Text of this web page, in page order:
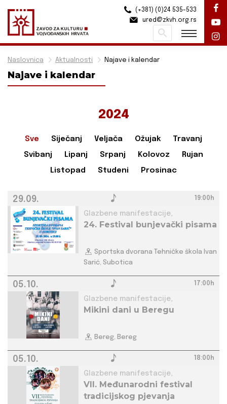
Naslovnica Aktualnosti Najave i kalendar
Najave i kalendar
2024
Sve Siječanj Veljača Ožujak
Travanj
Svibanj
Lipanj Srpanj Kolovoz
Rujan
Listopad
Studeni Prosinac
29.09. 19:00h
Glazbene manifestacije,
24. Festival bunjevački pisama
Sportska dvorana Tehničke škola Ivan
Sarić, Subotica
05.10. 17:00h
Glazbene manifestacije,
Mikini dani u Beregu
Bereg, Bereg
05.10. 18:00h
Glazbene manifestacije,
VII. Međunarodni festival
tradicijskog pjevanja
(+381) (0)24 535-533
ured@zkvh.org.rs
Pretraži